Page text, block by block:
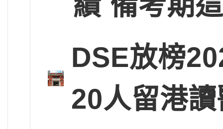
DSE放榜
20人留港